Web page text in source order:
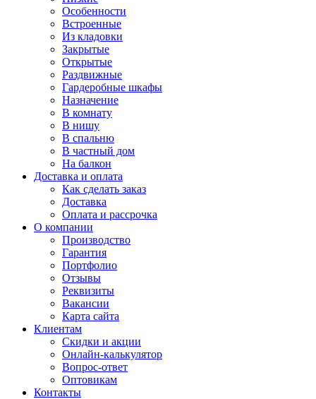
Особенности
Встроенные
Из кладовки
Закрытые
Открытые
Раздвижные
Гардеробные шкафы
Назначение
В комнату
В нишу
В спальню
В частный дом
На балкон
Доставка и оплата
Как сделать заказ
Доставка
Оплата и рассрочка
О компании
Производство
Гарантия
Портфолио
Отзывы
Реквизиты
Вакансии
Карта сайта
Клиентам
Скидки и акции
Онлайн-калькулятор
Вопрос-ответ
Оптовикам
Контакты